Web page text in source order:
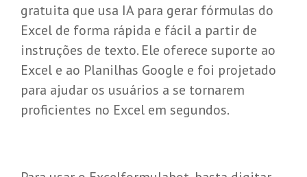
gratuita que usa IA para gerar fórmulas do
Excel de forma rápida e fácil a partir de
instruções de texto. Ele oferece suporte ao
Excel e ao Planilhas Google e foi projetado
para ajudar os usuários a se tornarem
proficientes no Excel em segundos.